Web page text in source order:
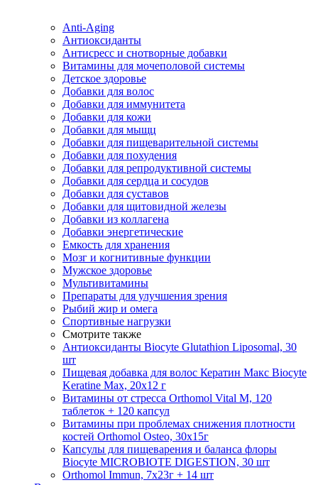
Anti-Aging
Антиоксиданты
Антисресс и снотворные добавки
Витамины для мочеполовой системы
Детское здоровье
Добавки для волос
Добавки для иммунитета
Добавки для кожи
Добавки для мыщц
Добавки для пищеварительной системы
Добавки для похудения
Добавки для репродуктивной системы
Добавки для сердца и сосудов
Добавки для суставов
Добавки для щитовидной железы
Добавки из коллагена
Добавки энергетические
Емкость для хранения
Мозг и когнитивные функции
Мужское здоровье
Мультивитамины
Препараты для улучшения зрения
Рыбий жир и омега
Спортивные нагрузки
Смотрите также
Антиоксиданты Biocyte Glutathion Liposomal, 30
шт
Пищевая добавка для волос Кератин Макс Biocyte
Keratine Max, 20х12 г
Витамины от стресса Orthomol Vital M, 120
таблеток + 120 капсул
Витамины при проблемах снижения плотности
костей Orthomol Osteo, 30х15г
Капсулы для пищеварения и баланса флоры
Biocyte MICROBIOTE DIGESTION, 30 шт
Orthomol Immun, 7х23г + 14 шт